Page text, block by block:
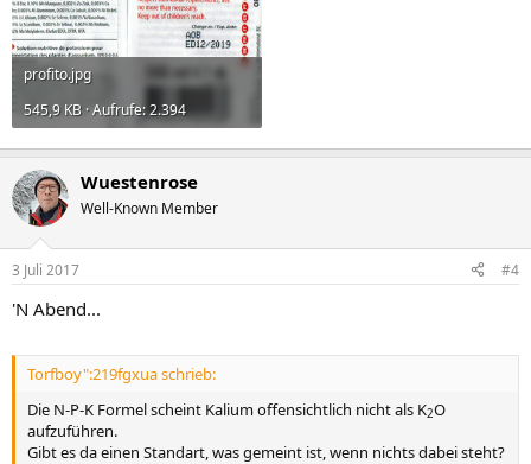
profito.jpg
545,9 KB · Aufrufe: 2.394
Wuestenrose
Well-Known Member
3 Juli 2017 #4
'N Abend...
Torfboy":219fgxua schrieb:
Die N-P-K Formel scheint Kalium offensichtlich nicht als K2O
aufzuführen.
Gibt es da einen Standart, was gemeint ist, wenn nichts dabei steht?